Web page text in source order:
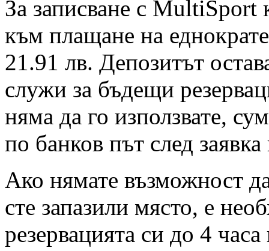
За записване с MultiSport
към плащане на
21.91 лв. Депозитът
служи за бъдещи
няма да го използвате,
по банков път след
Ако нямате възможност
сте запазили място, е
резервацията си до 4